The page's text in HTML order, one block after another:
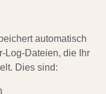
automatisch
Log-Dateien, die Ihr
Dies sind: